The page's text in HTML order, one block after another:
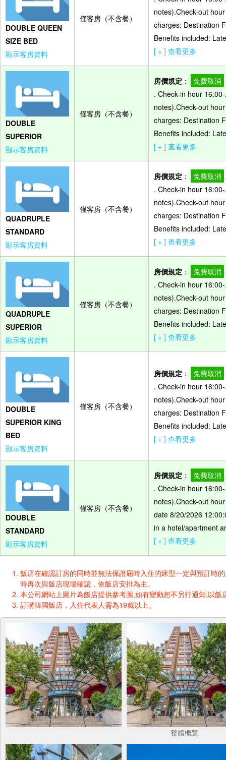
DOUBLE QUEEN
SIZE BED
顯示客房資料
僅客房（不含餐）
notes).Check-out
charges: Destination
Benefits included:
[ + ] 查看更多
DOUBLE
SUPERIOR
顯示客房資料
僅客房（不含餐）
房價規定 ： 免費取消
. Check-in hour
notes).Check-out
charges: Destination
Benefits included:
[ + ] 查看更多
QUADRUPLE
STANDARD
顯示客房資料
僅客房（不含餐）
房價規定 ： 免費取消
. Check-in hour
notes).Check-out
charges: Destination
Benefits included:
[ + ] 查看更多
QUADRUPLE
SUPERIOR
顯示客房資料
僅客房（不含餐）
房價規定 ： 免費取消
. Check-in hour
notes).Check-out
charges: Destination
Benefits included:
[ + ] 查看更多
DOUBLE
SUPERIOR KING
BED
顯示客房資料
僅客房（不含餐）
房價規定 ： 免費取消
. Check-in hour
notes).Check-out
charges: Destination
Benefits included:
[ + ] 查看更多
DOUBLE
STANDARD
顯示客房資料
僅客房（不含餐）
房價規定 ： 免費取消
. Check-in hour
notes).Check-out
date 8/20/2026
in a hotel/apartment
[ + ] 查看更多
飯店在確認訂房的同時並無法保證屆時入住的床型一定與預訂時
時再次與飯店現場確認，依飯店安排為主。
本公司網站上圖片為飯店提供參考圖,如有變動恕不另行通知,以飯
訂購韓國飯店，入住代表人需為19歲以上。
整體概覽